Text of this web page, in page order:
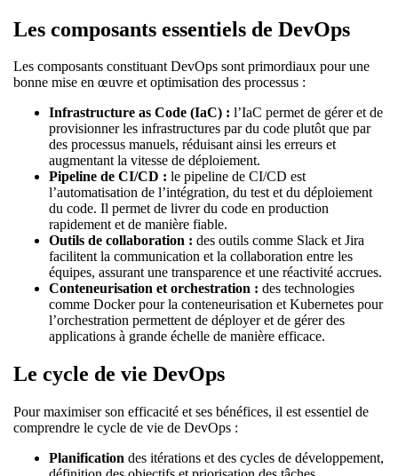
Les composants essentiels de DevOps
Les composants constituant DevOps sont primordiaux pour une
bonne mise en œuvre et optimisation des processus :
Infrastructure as Code (IaC) : l’IaC permet de gérer et de
provisionner les infrastructures par du code plutôt que par
des processus manuels, réduisant ainsi les erreurs et
augmentant la vitesse de déploiement.
Pipeline de CI/CD : le pipeline de CI/CD est
l’automatisation de l’intégration, du test et du déploiement
du code. Il permet de livrer du code en production
rapidement et de manière fiable.
Outils de collaboration : des outils comme Slack et Jira
facilitent la communication et la collaboration entre les
équipes, assurant une transparence et une réactivité accrues.
Conteneurisation et orchestration : des technologies
comme Docker pour la conteneurisation et Kubernetes pour
l’orchestration permettent de déployer et de gérer des
applications à grande échelle de manière efficace.
Le cycle de vie DevOps
Pour maximiser son efficacité et ses bénéfices, il est essentiel de
comprendre le cycle de vie de DevOps :
Planification des itérations et des cycles de développement,